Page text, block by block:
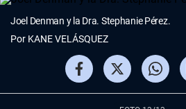
Por KANE VELÁSQUEZ
Joel Denman y la Dra. Stephanie Pérez.